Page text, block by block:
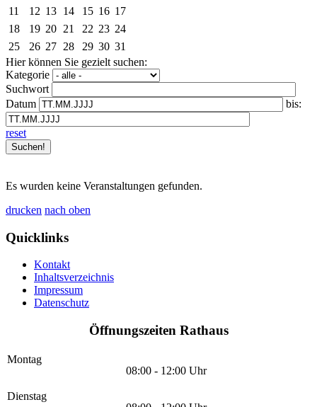
11
12 13 14 15 16 17
18
19 20 21 22 23 24
25
26 27 28 29 30 31
Hier können Sie gezielt suchen:
Kategorie
Suchwort
Datum
bis:
reset
Es wurden keine Veranstaltungen gefunden.
drucken nach oben
Quicklinks
Kontakt
Inhaltsverzeichnis
Impressum
Datenschutz
Öffnungszeiten Rathaus
Montag
08:00 - 12:00 Uhr
Dienstag